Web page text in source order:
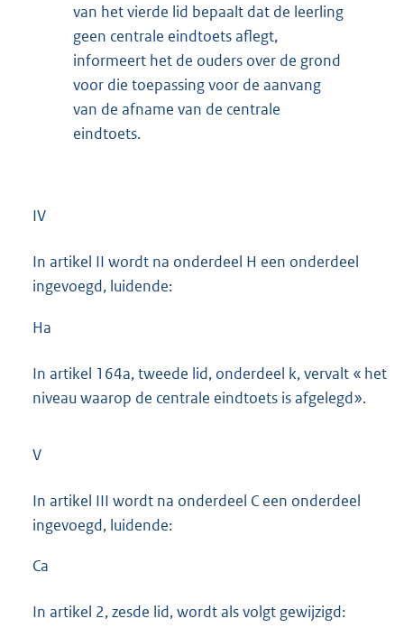
van het vierde lid bepaalt dat de leerling
geen centrale eindtoets aflegt,
informeert het de ouders over de grond
voor die toepassing voor de aanvang
van de afname van de centrale
eindtoets.
IV
In artikel II wordt na onderdeel H een onderdeel
ingevoegd, luidende:
Ha
In artikel 164a, tweede lid, onderdeel k, vervalt « het
niveau waarop de centrale eindtoets is afgelegd».
V
In artikel III wordt na onderdeel C een onderdeel
ingevoegd, luidende:
Ca
In artikel 2, zesde lid, wordt als volgt gewijzigd: